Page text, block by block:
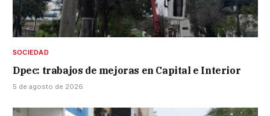
SOCIEDAD
Dpec: trabajos de mejoras en Capital e Interior
5 de agosto de 2026